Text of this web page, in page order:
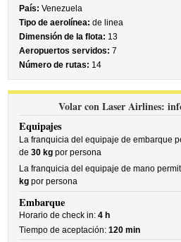
País: Venezuela
Tipo de aerolínea: de linea
Dimensión de la flota: 13
Aeropuertos servidos: 7
Número de rutas: 14
Volar con Laser Airlines:
Equipajes
La franquicia del equipaje de embarque
de30 kg por persona
La franquicia del equipaje de mano
kg por persona
Embarque
Horario de check in:4 h
Tiempo de aceptación:120 min